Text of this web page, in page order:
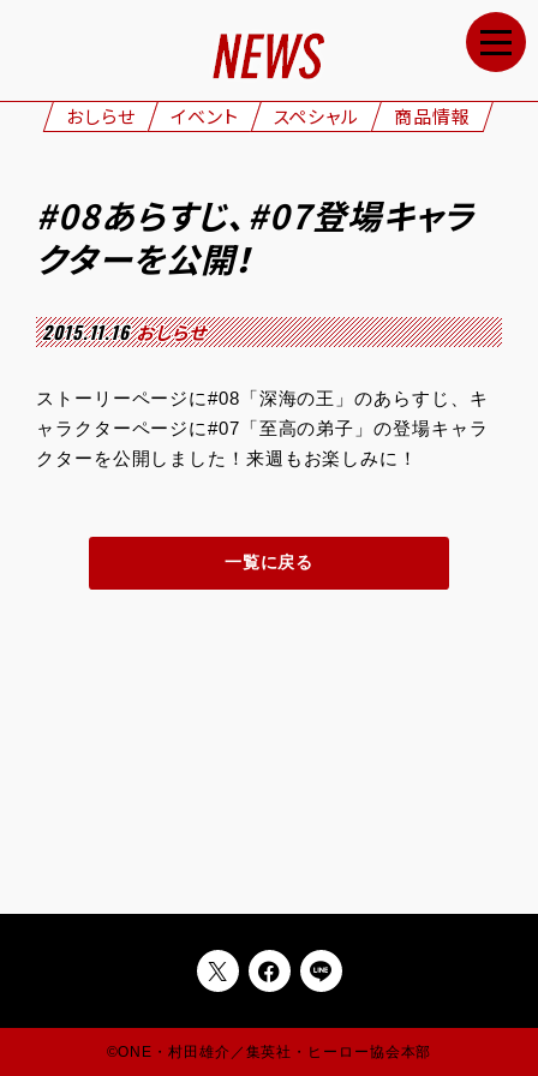
NEWS
STAFF&CAST
CHARACTERS
ONAIR
GOODS
SPECIAL
おしらせ イベント スペシャル 商品情報
#08あらすじ、#07登場キャラ
クターを公開！
2015.11.16 おしらせ
ストーリーページに#08「深海の王」のあらすじ、キ
ャラクターページに#07「至高の弟子」の登場キャラ
クターを公開しました！来週もお楽しみに！
一覧に戻る
©ONE・村田雄介／集英社・ヒーロー協会本部